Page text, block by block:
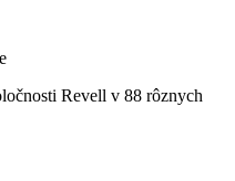
Revell v 88 rôznych